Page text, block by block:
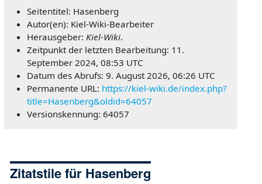
Seitentitel: Hasenberg
Autor(en): Kiel-Wiki-Bearbeiter
Herausgeber:Kiel-Wiki.
Zeitpunkt der letzten Bearbeitung: 11.
September 2024, 08:53 UTC
Datum des Abrufs: 9. August 2026, 06:26 UTC
Permanente URL: https://kiel-wiki.de/index.php?
title=Hasenberg&oldid=64057
Versionskennung: 64057
Zitatstile für Hasenberg